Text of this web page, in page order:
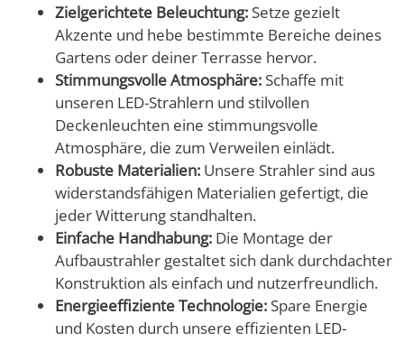
Zielgerichtete Beleuchtung: Setze gezielt
Akzente und hebe bestimmte Bereiche deines
Gartens oder deiner Terrasse hervor.
Stimmungsvolle Atmosphäre: Schaffe mit
unseren LED-Strahlern und stilvollen
Deckenleuchten eine stimmungsvolle
Atmosphäre, die zum Verweilen einlädt.
Robuste Materialien: Unsere Strahler sind aus
widerstandsfähigen Materialien gefertigt, die
jeder Witterung standhalten.
Einfache Handhabung: Die Montage der
Aufbaustrahler gestaltet sich dank durchdachter
Konstruktion als einfach und nutzerfreundlich.
Energieeffiziente Technologie: Spare Energie
und Kosten durch unsere effizienten LED-